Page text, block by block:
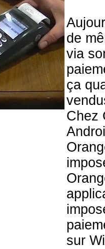
de
via
ça
Chez
sur